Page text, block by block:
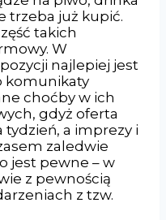
trzeba już kupić.
takich
W
najlepiej jest
komunikaty
choćby w ich
gdyż oferta
tydzień, a imprezy i
zaledwie
jest pewne – w
z pewnością
z tzw.